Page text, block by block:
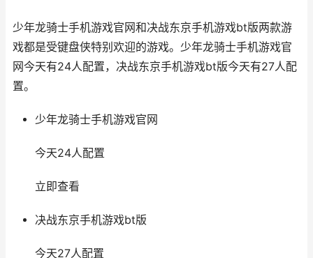
少年龙骑士手机游戏官网和决战东京手机游戏bt版两款游
戏都是受键盘侠特别欢迎的游戏。少年龙骑士手机游戏官
网今天有24人配置，决战东京手机游戏bt版今天有27人配
置。
少年龙骑士手机游戏官网
今天24人配置
立即查看
决战东京手机游戏bt版
今天27人配置